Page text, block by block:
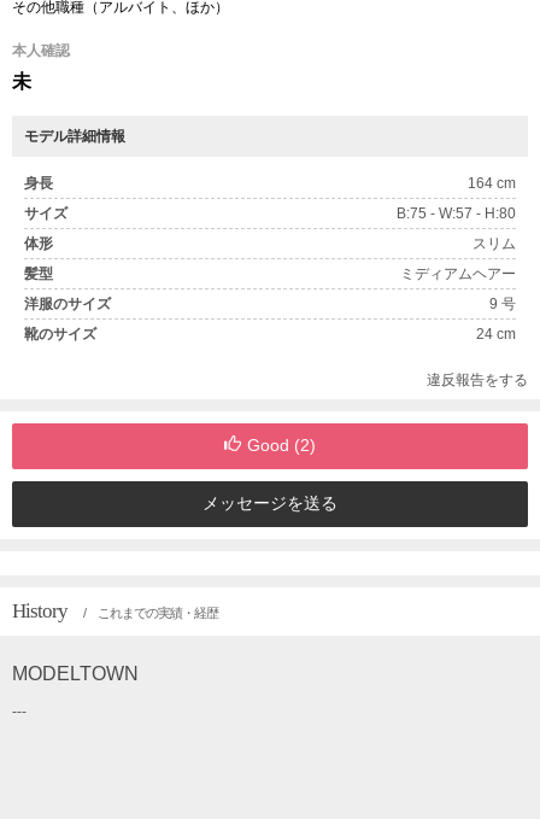
その他職種（アルバイト、ほか）
本人確認
未
モデル詳細情報
身長
164 cm
サイズ
B:75 - W:57 - H:80
体形
スリム
髪型
ミディアムヘアー
洋服のサイズ
9 号
靴のサイズ
24 cm
違反報告をする
Good (2)
メッセージを送る
History / これまでの実績・経歴
MODELTOWN
---